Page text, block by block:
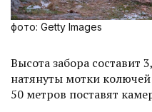
фото: Getty Images
Высота забора составит
натянуты мотки
50 метров поставят